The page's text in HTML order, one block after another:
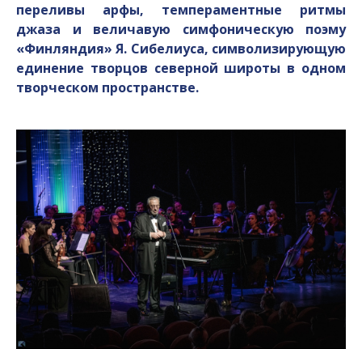
переливы арфы, темпераментные ритмы
джаза и величавую симфоническую поэму
«Финляндия» Я. Сибелиуса, символизирующую
единение творцов северной широты в одном
творческом пространстве.